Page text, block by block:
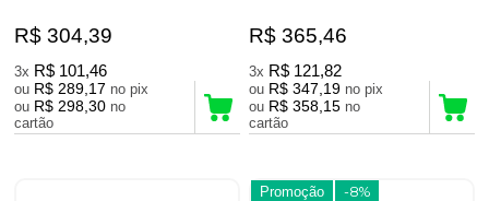
R$ 304,39
3x R$ 101,46
ou R$ 289,17
no pix
ou R$ 298,30 no
cartão
R$ 365,46
3x R$ 121,82
ou R$ 347,19
no pix
ou R$ 358,15 no
cartão
Promoção -8%